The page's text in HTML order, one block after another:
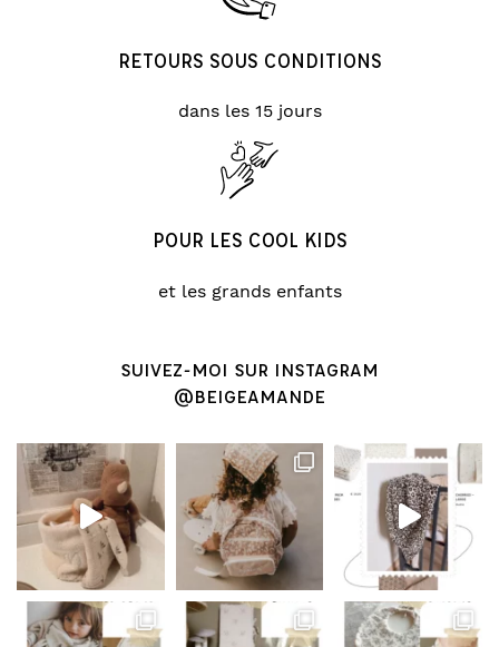
RETOURS SOUS CONDITIONS
dans les 15 jours
POUR LES COOL KIDS
et les grands enfants
SUIVEZ-MOI SUR INSTAGRAM
@BEIGEAMANDE